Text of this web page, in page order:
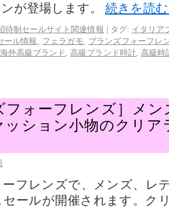
が登場します。 続きを読
待制セールサイト関連情報 | タグ: イタリア
ール情報 フェラガモ
ブランズフォーフレ
海外高級ブランド 高級ブランド時計, 高級時
フォーフレンズ］メ
ッション小物のクリア
フレンズで、メンズ、レ
ールが開催されます。ク